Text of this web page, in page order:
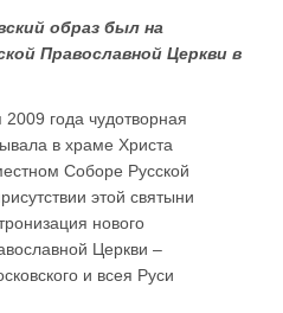
образ был на
Православной Церкви в
года чудотворная
в храме Христа
Соборе Русской
этой святыни
нового
Церкви –
и всея Руси